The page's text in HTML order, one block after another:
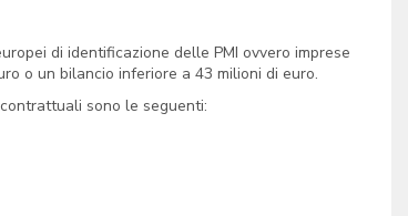
di identificazione delle PMI ovvero imprese
o un bilancio inferiore a 43 milioni di euro.
sono le seguenti: